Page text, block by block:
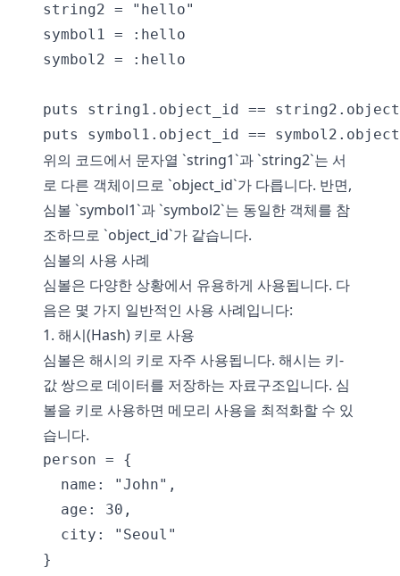
string2 = "hello"
symbol1 = :hello
symbol2 = :hello
puts string1.object_id ==
위의 코드에서 문자열 `string1`과 `string2`는 서
로 다른 객체이므로 `object_id`가 다릅니다. 반면,
심볼 `symbol1`과 `symbol2`는 동일한 객체를 참
조하므로 `object_id`가 같습니다.
심볼의 사용 사례
심볼은 다양한 상황에서 유용하게 사용됩니다. 다
음은 몇 가지 일반적인 사용 사례입니다:
1. 해시(Hash) 키로 사용
심볼은 해시의 키로 자주 사용됩니다. 해시는 키-
값 쌍으로 데이터를 저장하는 자료구조입니다. 심
볼을 키로 사용하면 메모리 사용을 최적화할 수 있
습니다.
person = {
  name: "John",
  age: 30,
  city: "Seoul"
}